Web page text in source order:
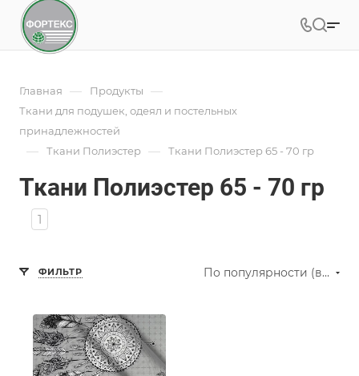
Главная — Продукты —
Ткани для подушек, одеял и постельных
принадлежностей
— Ткани Полиэстер — Ткани Полиэстер 65 - 70 гр
Ткани Полиэстер 65 - 70 гр
1
ФИЛЬТР По популярности (возрастание)